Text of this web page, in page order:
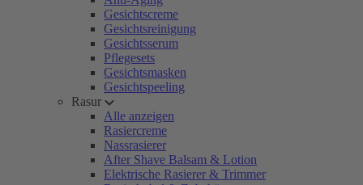
Gesichtscreme
Gesichtsreinigung
Gesichtsserum
Pflegesets
Gesichtsmasken
Gesichtspeeling
Rasur
Alle anzeigen
Rasiercreme
Nassrasierer
After Shave Balsam & Lotion
Elektrische Rasierer & Trimmer